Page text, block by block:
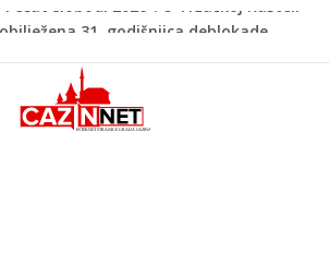
Porodica iz Krajine u centru afere,
Čestitka povodom Dana Grada Cazina
Velika Kladuša pod udarom požara:
Vatrogasci nadljudskim naporima